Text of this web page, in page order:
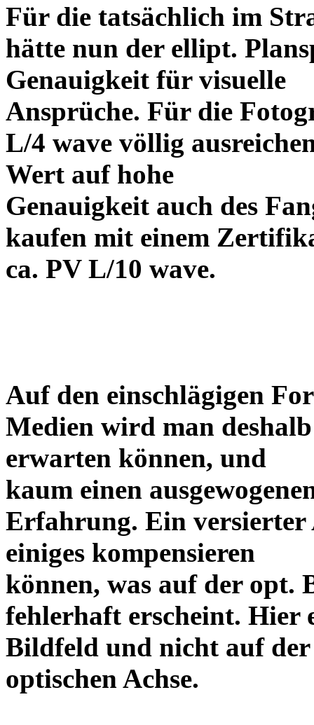
Für die tatsächlich im
hätte nun der ellipt.
Genauigkeit für visuelle
Ansprüche. Für die
L/4 wave völlig
Wert auf hohe
Genauigkeit auch des
kaufen mit einem
ca. PV L/10 wave.
Auf den einschlägigen
Medien wird man
erwarten können, und
kaum einen
Erfahrung. Ein
einiges kompensieren
können, was auf der opt.
fehlerhaft erscheint. Hier
Bildfeld und nicht auf der
optischen Achse.